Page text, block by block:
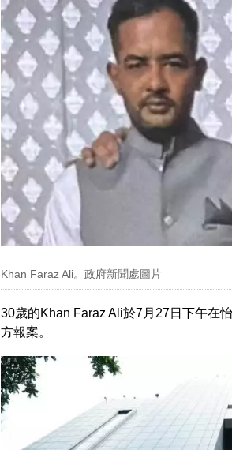
Khan Faraz Ali。政府新聞處圖片
30歲的Khan Faraz Ali於7月27日下午在
方報案。